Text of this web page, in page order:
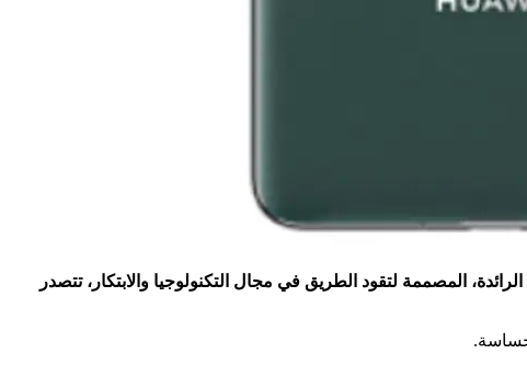
المصممة لتقود الطريق في مجال التكنولوجيا والابتكار، تتصدر